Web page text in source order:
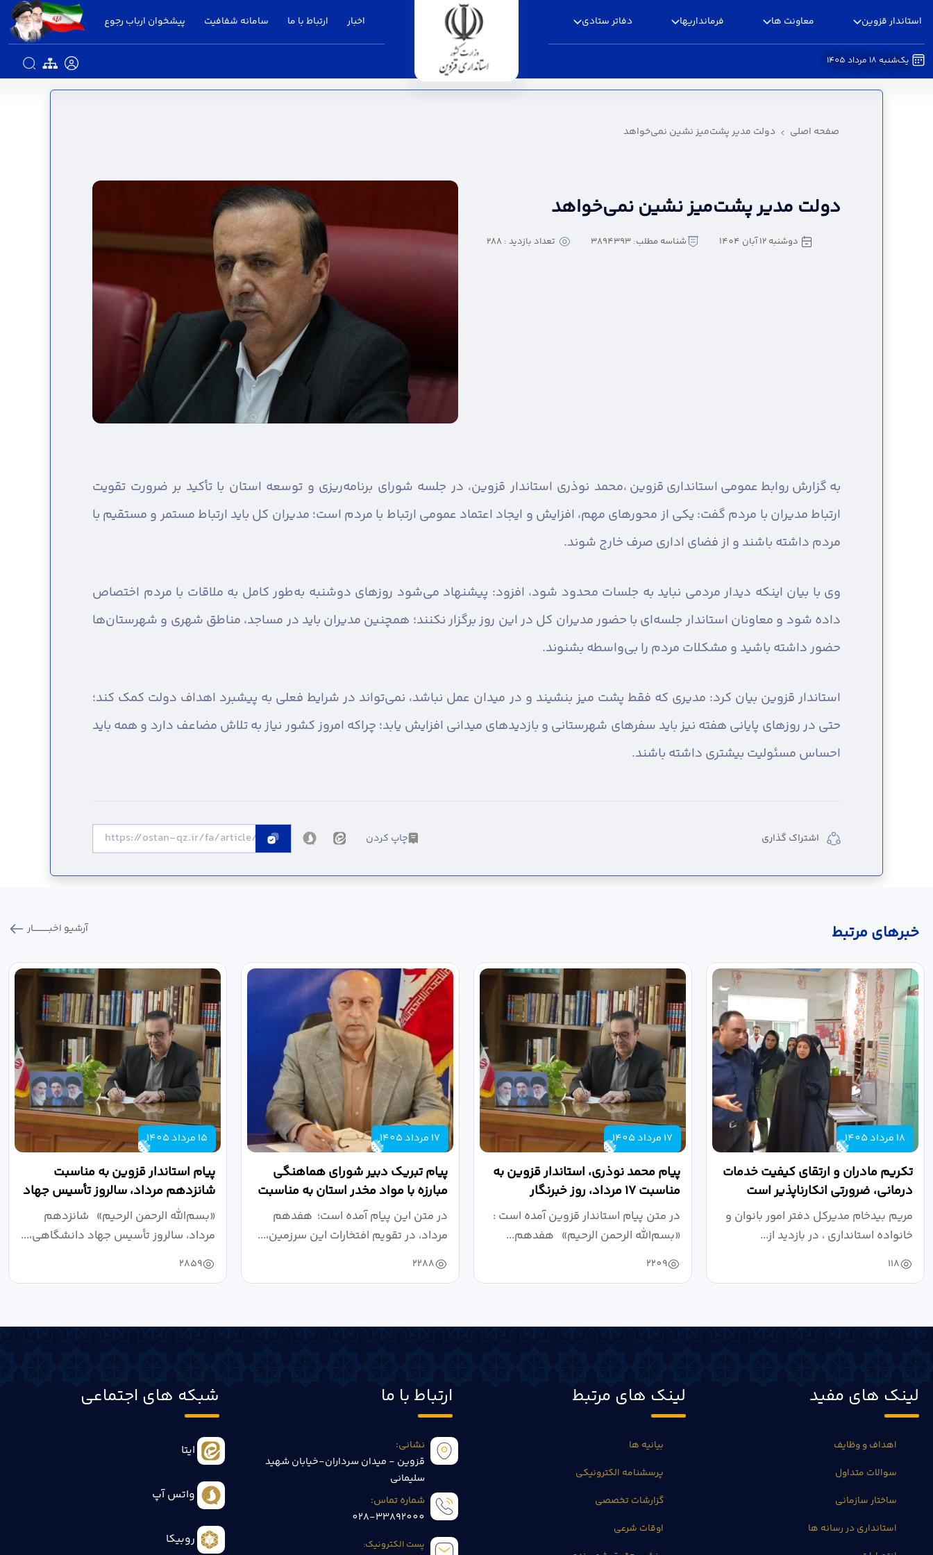
استاندار قزوین معاونت ها فرمانداریها دفاتر ستادی اخبار ارتباط با ما سامانه شفافیت پیشخوان ارباب رجوع
یک‌شنبه 18 مرداد 1405
دولت مدیر پشت‌میز نشین نمی‌خواهد - استانداری قزوین
صفحه اصلی دولت مدیر پشت‌میز نشین نمی‌خواهد
دولت مدیر پشت‌میز نشین نمی‌خواهد
دوشنبه 12 آبان 1404 شناسه مطلب: 3894393 تعداد بازدید : 288
به گزارش روابط عمومی استانداری قزوین ،محمد نوذری استاندار قزوین، در جلسه شورای برنامه‌ریزی و توسعه استان با تأکید بر ضرورت تقویت
ارتباط مدیران با مردم گفت: یکی از محورهای مهم، افزایش و ایجاد اعتماد عمومی ارتباط با مردم است؛ مدیران کل باید ارتباط مستمر و مستقیم با
مردم داشته باشند و از فضای اداری صرف خارج شوند.
وی با بیان اینکه دیدار مردمی نباید به جلسات محدود شود، افزود: پیشنهاد می‌شود روزهای دوشنبه به‌طور کامل به ملاقات با مردم اختصاص
داده شود و معاونان استاندار جلسه‌ای با حضور مدیران کل در این روز برگزار نکنند؛ همچنین مدیران باید در مساجد، مناطق شهری و شهرستان‌ها
حضور داشته باشید و مشکلات مردم را بی‌واسطه بشنوند.
استاندار قزوین بیان کرد: مدیری که فقط پشت میز بنشیند و در میدان عمل نباشد، نمی‌تواند در شرایط فعلی به پیشبرد اهداف دولت کمک کند؛
حتی در روزهای پایانی هفته نیز باید سفرهای شهرستانی و بازدیدهای میدانی افزایش یابد؛ چراکه امروز کشور نیاز به تلاش مضاعف دارد و همه باید
احساس مسئولیت بیشتری داشته باشند.
اشتراک گذاری چاپ کردن
خبر‌های مرتبط آرشیو اخبـــــــــــار
18 مرداد 1405
تکریم مادران و ارتقای کیفیت خدمات
درمانی، ضرورتی انکارناپذیر است
مریم بیدخام مدیرکل دفتر امور بانوان و
خانواده استانداری ، در بازدید از...
118
17 مرداد 1405
پیام محمد نوذری، استاندار قزوین به
مناسبت ۱۷ مرداد، روز خبرنگار
در متن پیام استاندار قزوین آمده است :
«بسم‌الله الرحمن الرحیم» هفدهم...
2209
17 مرداد 1405
پیام تبریک دبیر شورای هماهنگی
مبارزه با مواد مخدر استان به مناسبت
روز خبرنگار...
در متن این پیام آمده است؛ هفدهم
مرداد، در تقویم افتخارات این سرزمین،...
2288
15 مرداد 1405
پیام استاندار قزوین به مناسبت
شانزدهم مرداد، سالروز تأسیس جهاد
دانشگاهی
«بسم‌الله الرحمن الرحیم» شانزدهم
مرداد، سالروز تأسیس جهاد دانشگاهی،...
2859
لینک های مفید
اهداف و وظایف
سوالات متداول
ساختار سازمانی
استانداری در رسانه ها
لینک های مرتبط
بیانیه ها
پرسشنامه الکترونیکی
گزارشات تخصصی
اوقات شرعی
ارتباط با ما
نشانی:
قزوین - میدان سرداران-خیابان شهید
سلیمانی
شماره تماس:
028-33892000
پست الکترونیک:
شبکه های اجتماعی
ایتا
واتس آپ
روبیکا